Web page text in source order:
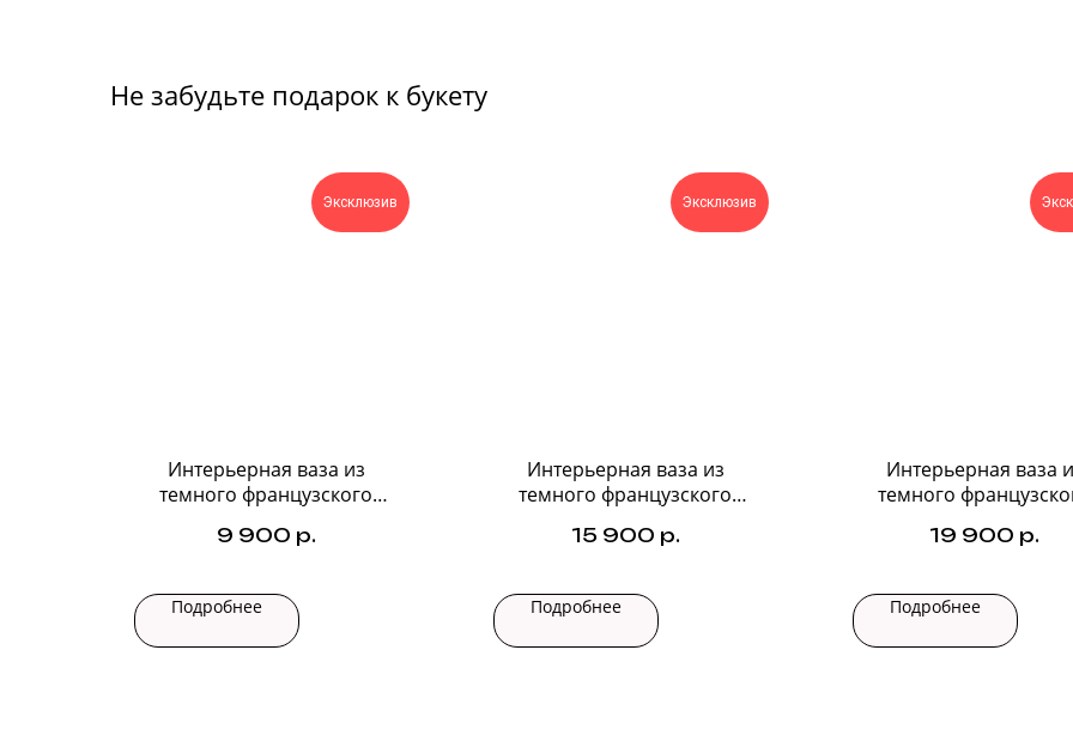
Не забудьте подарок к букету
Эксклюзив
Интерьерная ваза из
темного французского
9 900 р.
Подробнее
Эксклюзив
Интерьерная ваза из
темного французского
15 900 р.
Подробнее
Интерьерная ваза
темного
19 900 р.
Подробнее